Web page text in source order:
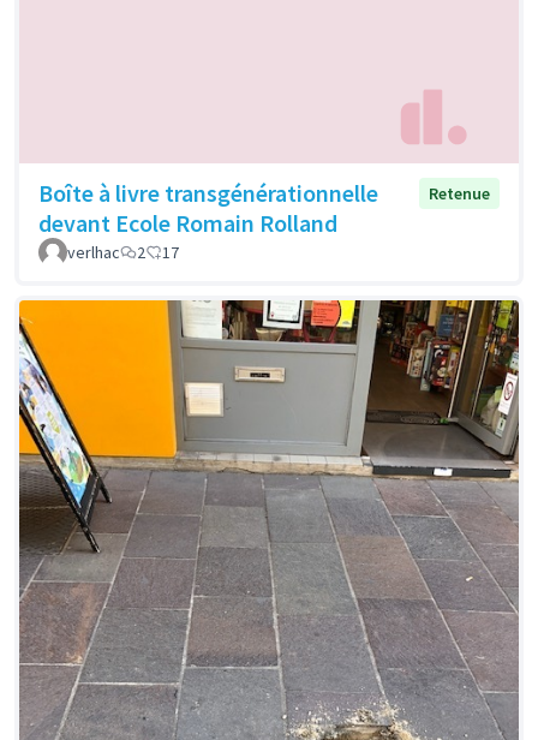
Boîte à livre transgénérationnelle
devant Ecole Romain Rolland
Retenue
verlhac 2 17